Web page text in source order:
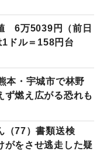
6万5039円（前日
ドル＝158円台
・宇城市で林野
燃え広がる恐れも
（77）書類送検
がをさせ逃走した疑